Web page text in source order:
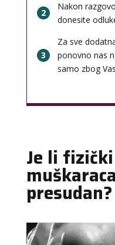
2
Nakon
donesite
3
Za sve
ponovno nas
samo zbog Vas
Je li
presudan?